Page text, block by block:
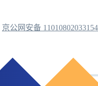
京公网安备